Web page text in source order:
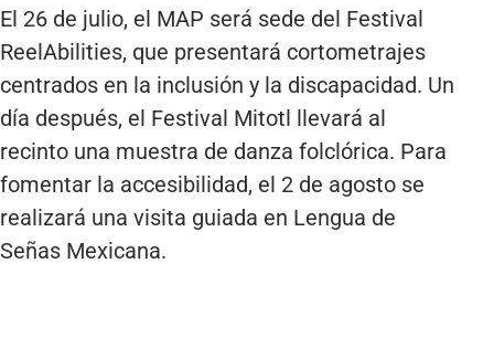
El 26 de julio, el MAP será sede del Festival
ReelAbilities, que presentará cortometrajes
centrados en la inclusión y la discapacidad. Un
día después, el Festival Mitotl llevará al
recinto una muestra de danza folclórica. Para
fomentar la accesibilidad, el 2 de agosto se
realizará una visita guiada en Lengua de
Señas Mexicana.